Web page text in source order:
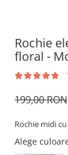
Rochie
floral -
199,00 RON
Rochie midi
Alege